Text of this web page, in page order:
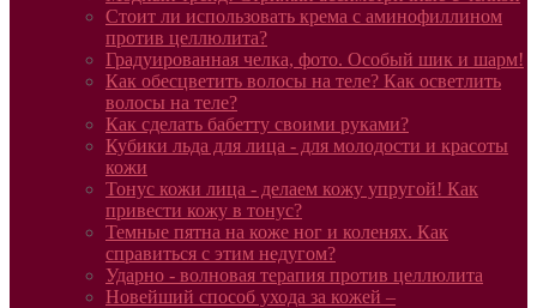
Стоит ли использовать крема с аминофиллином
против целлюлита?
Градуированная челка, фото. Особый шик и шарм!
Как обесцветить волосы на теле? Как осветлить
волосы на теле?
Как сделать бабетту своими руками?
Кубики льда для лица - для молодости и красоты
кожи
Тонус кожи лица - делаем кожу упругой! Как
привести кожу в тонус?
Темные пятна на коже ног и коленях. Как
справиться с этим недугом?
Ударно - волновая терапия против целлюлита
Новейший способ ухода за кожей –